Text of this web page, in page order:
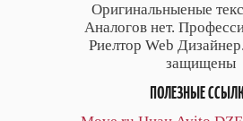
Оригинальныеные
Аналогов нет.
Риелтор Web
защищены
ПОЛЕЗНЫЕ